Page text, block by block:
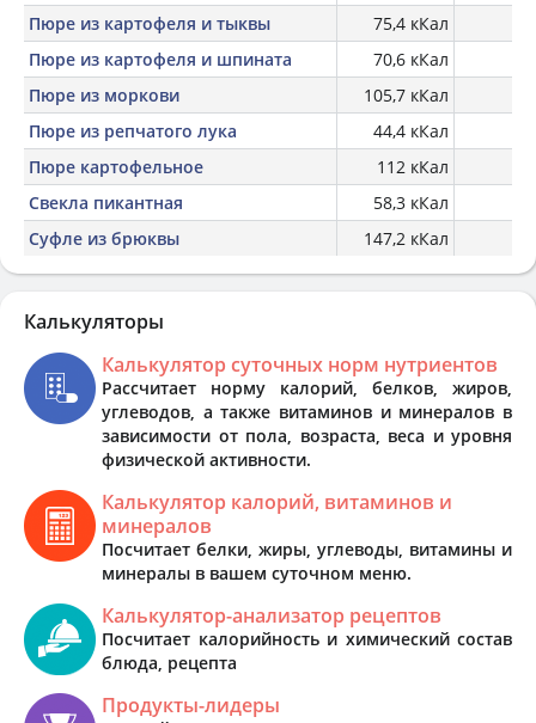
Пюре из картофеля и тыквы
75,4 кКал
Пюре из картофеля и шпината
70,6 кКал
Пюре из моркови
105,7 кКал
Пюре из репчатого лука
44,4 кКал
Пюре картофельное
112 кКал
Свекла пикантная
58,3 кКал
Суфле из брюквы
147,2 кКал
Калькуляторы
Калькулятор суточных норм нутриентов
Рассчитает норму калорий, белков, жиров,
углеводов, а также витаминов и минералов в
зависимости от пола, возраста, веса и уровня
физической активности.
Калькулятор калорий, витаминов и
минералов
Посчитает белки, жиры, углеводы, витамины и
минералы в вашем суточном меню.
Калькулятор-анализатор рецептов
Посчитает калорийность и химический состав
блюда, рецепта
Продукты-лидеры